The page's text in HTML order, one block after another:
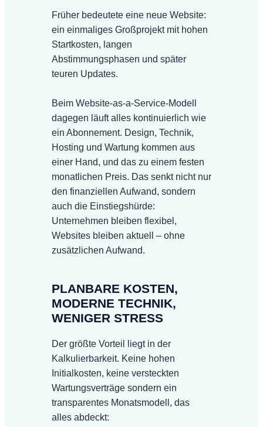
Früher bedeutete eine neue Website:
ein einmaliges Großprojekt mit hohen
Startkosten, langen
Abstimmungsphasen und später
teuren Updates.
Beim Website-as-a-Service-Modell
dagegen läuft alles kontinuierlich wie
ein Abonnement. Design, Technik,
Hosting und Wartung kommen aus
einer Hand, und das zu einem festen
monatlichen Preis. Das senkt nicht nur
den finanziellen Aufwand, sondern
auch die Einstiegshürde:
Unternehmen bleiben flexibel,
Websites bleiben aktuell – ohne
zusätzlichen Aufwand.
PLANBARE KOSTEN,
MODERNE TECHNIK,
WENIGER STRESS
Der größte Vorteil liegt in der
Kalkulierbarkeit. Keine hohen
Initialkosten, keine versteckten
Wartungsverträge sondern ein
transparentes Monatsmodell, das
alles abdeckt: